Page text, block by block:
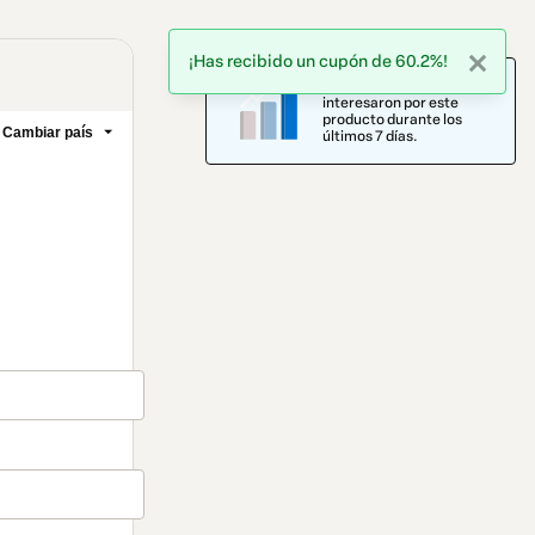
Cambiar país
interesaron por este
producto durante los
últimos 7 días.
¡Has recibido un cupón de 60.2%!